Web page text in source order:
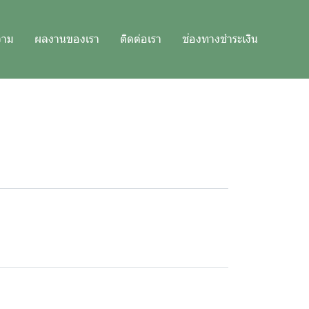
ม ผลงานของเรา ติดต่อเรา ช่องทางชำระเงิน